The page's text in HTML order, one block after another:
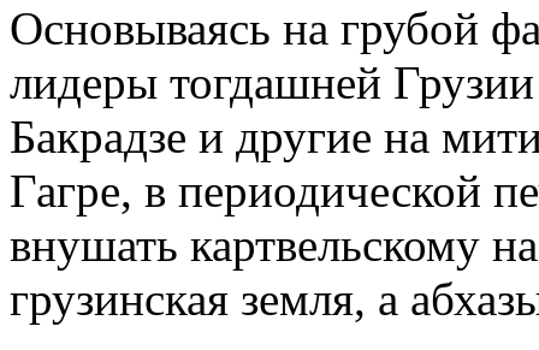
Основываясь на грубой
лидеры тогдашней
Бакрадзе и другие на
Гагре, в периодической
внушать картвельскому
грузинская земля, а